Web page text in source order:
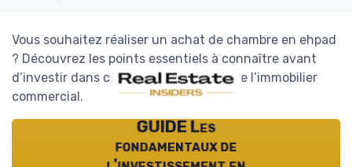
Vous souhaitez réaliser un achat de chambre en ehpad
? Découvrez les points essentiels à connaître avant
d’investir dans ce secteur spécifique de l’immobilier
commercial.
GUIDE Les
fondamentaux de